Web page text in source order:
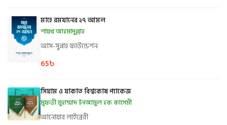
মাহে রমযানের ২৭ আমল
শায়খ আহমাদুল্লাহ
আস-সুন্নাহ ফাউন্ডেশন
65৳
সিয়াম ও যাকাত বিশ্বকোষ প্যাকেজ
মুফতী মুহাম্মাদ ইনআমুল হক কাসেমী
আনোয়ার লাইব্রেরী